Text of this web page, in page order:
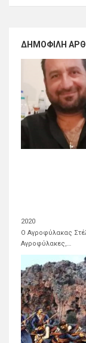
ΔΗΜΟΦΙΛΉ
2020
Ο Αγροφύλακας
Αγροφύλακες,…